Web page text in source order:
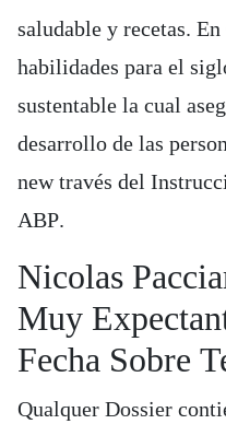
saludable y recetas.
habilidades para el
sustentable la cual
desarrollo de las
new través del
ABP.
Nicolas
Muy
Fecha Sobre
Qualquer Dossier